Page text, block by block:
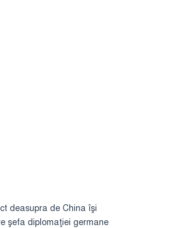
deasupra de China îşi
şefa diplomaţiei germane